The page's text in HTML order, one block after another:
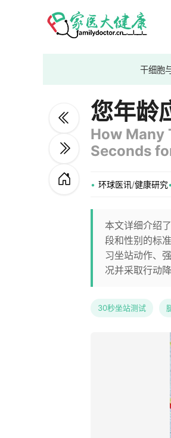
干细胞
您年龄
How Many
Seconds
环球医讯/健康研究
本文详细介绍
段和性别的标
习坐站动作、
况并采取行动
30秒坐站测试